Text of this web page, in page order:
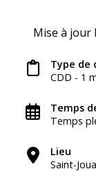
Mise à jour
Type de
CDD - 1
Temps
Temps
Lieu
Saint-